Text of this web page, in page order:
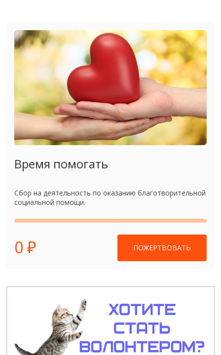
Время помогать
Сбор на деятельность по оказанию благотворительной
социальной помощи.
0 ₽ ПОЖЕРТВОВАТЬ